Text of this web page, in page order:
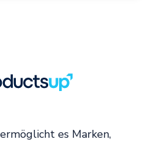
es Marken,